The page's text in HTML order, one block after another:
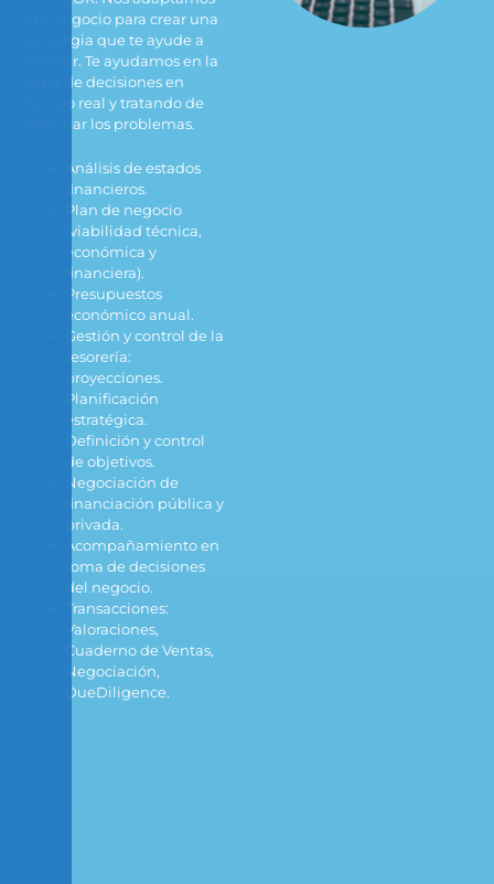
a tu negocio para crear una
estrategia que te ayude a
mejorar. Te ayudamos en la
toma de decisiones en
tiempo real y tratando de
anticipar los problemas.
Análisis de estados
financieros.
Plan de negocio
(viabilidad técnica,
económica y
financiera).
Presupuestos
económico anual.
Gestión y control de la
tesorería:
proyecciones.
Planificación
estratégica.
Definición y control
de objetivos.
Negociación de
financiación pública y
privada.
Acompañamiento en
toma de decisiones
del negocio.
Transacciones:
Valoraciones,
Cuaderno de Ventas,
Negociación,
DueDiligence.